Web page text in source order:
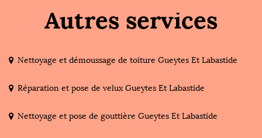
Autres services
Nettoyage et démoussage de toiture Gueytes Et Labastide
Réparation et pose de velux Gueytes Et Labastide
Nettoyage et pose de gouttière Gueytes Et Labastide